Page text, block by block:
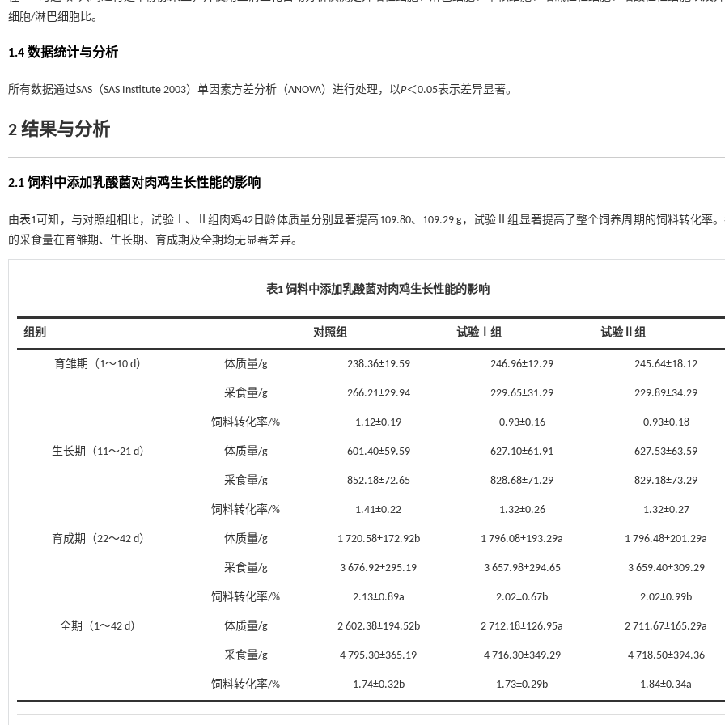
细胞/淋巴细胞比。
1.4 数据统计与分析
所有数据通过SAS（SAS Institute 2003）单因素方差分析（ANOVA）进行处理，以P＜0.05表示差异显著。
2 结果与分析
2.1 饲料中添加乳酸菌对肉鸡生长性能的影响
由表1可知，与对照组相比，试验Ⅰ、Ⅱ组肉鸡42日龄体质量分别显著提高109.80、109.29 g，试验Ⅱ组显著提高了整个饲养周期的饲料转化率
的采食量在育雏期、生长期、育成期及全期均无显著差异。
表1 饲料中添加乳酸菌对肉鸡生长性能的影响
组别 对照组 试验Ⅰ组 试验Ⅱ组
育雏期（1～10 d） 体质量/g 238.36±19.59 246.96±12.29 245.64±18.12
采食量/g 266.21±29.94 229.65±31.29 229.89±34.29
饲料转化率/% 1.12±0.19 0.93±0.16 0.93±0.18
生长期（11～21 d） 体质量/g 601.40±59.59 627.10±61.91 627.53±63.59
采食量/g 852.18±72.65 828.68±71.29 829.18±73.29
饲料转化率/% 1.41±0.22 1.32±0.26 1.32±0.27
育成期（22～42 d） 体质量/g 1 720.58±172.92b 1 796.08±193.29a 1 796.48±201.29a
采食量/g 3 676.92±295.19 3 657.98±294.65 3 659.40±309.29
饲料转化率/% 2.13±0.89a 2.02±0.67b 2.02±0.99b
全期（1～42 d） 体质量/g 2 602.38±194.52b 2 712.18±126.95a 2 711.67±165.29a
采食量/g 4 795.30±365.19 4 716.30±349.29 4 718.50±394.36
饲料转化率/% 1.74±0.32b 1.73±0.29b 1.84±0.34a